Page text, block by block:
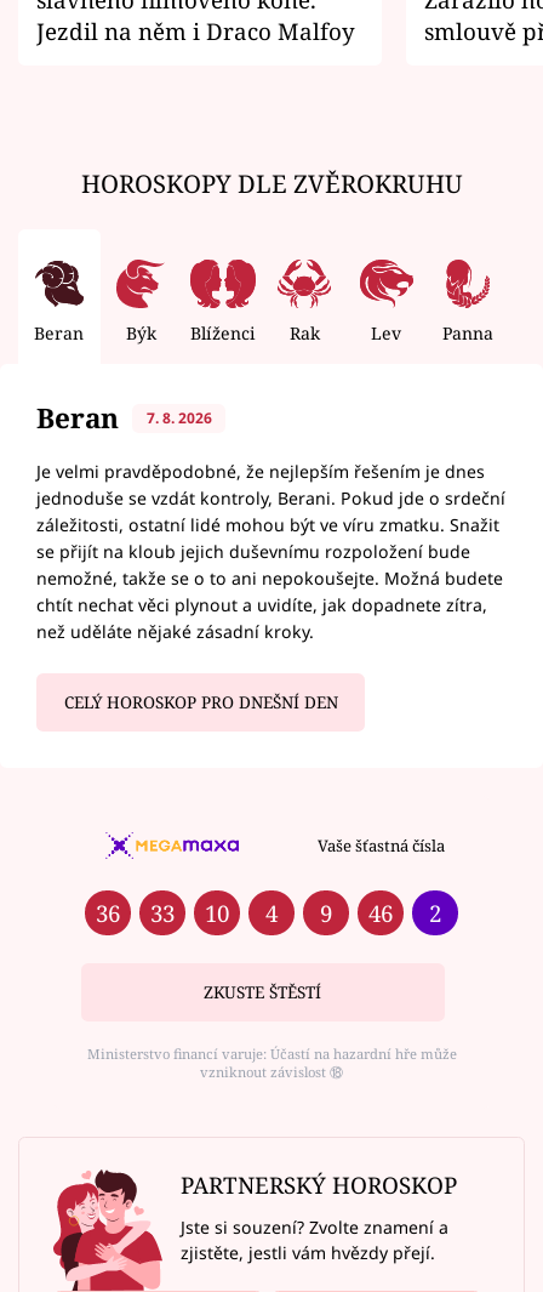
Jezdil na něm i Draco Malfoy
smlouvě
HOROSKOPY DLE ZVĚROKRUHU
Beran Býk Blíženci Rak Lev Panna
Beran 7. 8. 2026
Je velmi pravděpodobné, že nejlepším řešením je dnes
jednoduše se vzdát kontroly, Berani. Pokud jde o srdeční
záležitosti, ostatní lidé mohou být ve víru zmatku. Snažit
se přijít na kloub jejich duševnímu rozpoložení bude
nemožné, takže se o to ani nepokoušejte. Možná budete
chtít nechat věci plynout a uvidíte, jak dopadnete zítra,
než uděláte nějaké zásadní kroky.
CELÝ HOROSKOP PRO DNEŠNÍ DEN
Vaše šťastná čísla
36 33 10 4 9 46 2
ZKUSTE ŠTĚSTÍ
Ministerstvo financí varuje: Účastí na hazardní hře může
vzniknout závislost ⑱
PARTNERSKÝ HOROSKOP
Jste si souzení? Zvolte znamení a
zjistěte, jestli vám hvězdy přejí.